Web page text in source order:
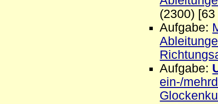
(2300)
Aufgabe:
Aufgabe:
ein-/